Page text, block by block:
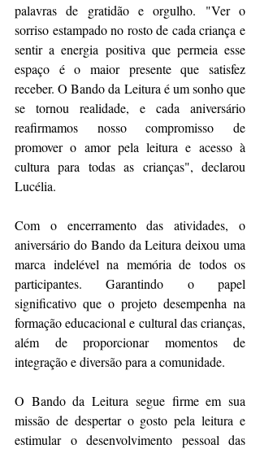
palavras de gratidão e orgulho. "Ver o
sorriso estampado no rosto de cada criança e
sentir a energia positiva que permeia esse
espaço é o maior presente que satisfez
receber. O Bando da Leitura é um sonho que
se tornou realidade, e cada aniversário
reafirmamos nosso compromisso de
promover o amor pela leitura e acesso à
cultura para todas as crianças", declarou
Lucélia.
Com o encerramento das atividades, o
aniversário do Bando da Leitura deixou uma
marca indelével na memória de todos os
participantes. Garantindo o papel
significativo que o projeto desempenha na
formação educacional e cultural das crianças,
além de proporcionar momentos de
integração e diversão para a comunidade.
O Bando da Leitura segue firme em sua
missão de despertar o gosto pela leitura e
estimular o desenvolvimento pessoal das